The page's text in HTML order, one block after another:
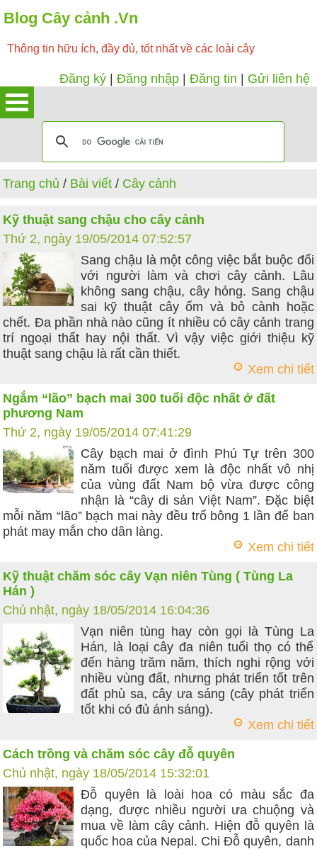
Blog Cây cảnh .Vn
Thông tin hữu ích, đầy đủ, tốt nhất về các loài cây
Đăng ký Đăng nhập Đăng tin Gửi liên hệ
Trang chủ / Bài viết / Cây cảnh
Kỹ thuật sang chậu cho cây cảnh
Thứ 2, ngày 19/05/2014 07:52:57
Sang chậu là một công việc bắt buộc đối
với người làm và chơi cây cảnh. Lâu
không sang chậu, cây hỏng. Sang chậu
sai kỹ thuật cây ốm và bỏ cành hoặc
chết. Đa phần nhà nào cũng ít nhiều có cây cảnh trang
trí ngoại thất hay nội thất. Vì vậy việc giới thiệu kỹ
thuật sang chậu là rất cần thiết.
Xem chi tiết
Ngắm “lão” bạch mai 300 tuổi độc nhất ở đất
phương Nam
Thứ 2, ngày 19/05/2014 07:41:29
Cây bạch mai ở đình Phú Tự trên 300
năm tuổi được xem là độc nhất vô nhị
của vùng đất Nam bộ vừa được công
nhận là “cây di sản Việt Nam”. Đặc biệt
mỗi năm “lão” bạch mai này đều trổ bông 1 lần để ban
phát may mắn cho dân làng.
Xem chi tiết
Kỹ thuật chăm sóc cây Vạn niên Tùng ( Tùng La
Hán )
Chủ nhật, ngày 18/05/2014 16:04:36
Vạn niên tùng hay còn gọi là Tùng La
Hán, là loại cây đa niên tuổi thọ có thể
đến hàng trăm năm, thích nghi rộng với
nhiều vùng đất, nhưng phát triển tốt trên
đất phù sa, cây ưa sáng (cây phát triển
tốt khi có đủ ánh sáng).
Xem chi tiết
Cách trồng và chăm sóc cây đỗ quyên
Chủ nhật, ngày 18/05/2014 15:32:01
Đỗ quyên là loài hoa có màu sắc đa
dạng, được nhiều người ưa chuộng và
mua về làm cây cảnh. Hiện đỗ quyên là
quốc hoa của Nepal. Chi Đỗ quyên, danh